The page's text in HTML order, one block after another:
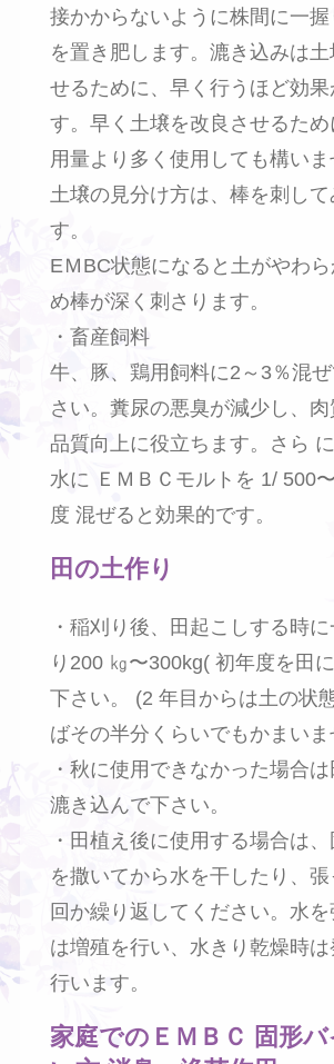
接かからないように株間に一
を置き肥します。漉き込みは土
せるために、早く行うほど効果
す。早く土壌を改良させるた
用量より多く使用しても構い
土壌の見分け方は、棒を刺し
す。
EＭBC状態になると土がやわ
め棒が深く刺さります。
・畜産飼料
牛、豚、鶏用飼料に2～3％混
さい。糞尿の悪臭が減少し、
品質向上に役立ちます。さら
水に ＥＭＢＣモルトを 1/ 500
度 混ぜると効果的です。
田の土作り
・稲刈り後、田起こしする時
り200 ㎏〜300kg( 初年度を田
下さい。 (2 年目からは土の状
ばその半分くらいでもかまい
・秋に使用できなかった場合
漉き込んで下さい。
・田植え後に使用する場合は
を撒いてから水を干したり、
回か繰り返してください。水
は増殖を行い、水きり乾燥時
行います。
家庭でのＥＭＢＣ 固形